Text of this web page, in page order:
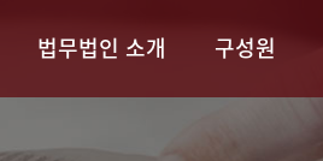
법무법인 소개 구성원